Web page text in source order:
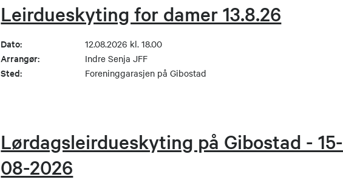
Leirdueskyting for damer 13.8.26
Dato: 12.08.2026 kl. 18.00
Arrangør: Indre Senja JFF
Sted: Foreninggarasjen på Gibostad
Lørdagsleirdueskyting på Gibostad - 15-
08-2026